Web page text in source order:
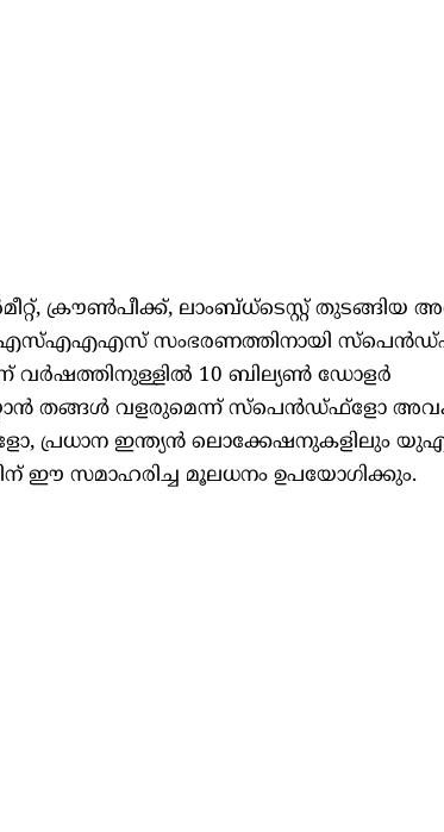
ക്രൗൺപീക്ക്, ലാംബ്ധ്ടെസ്റ്റ് തുടങ്ങിയ
എസ്എഎഎസ് സംഭരണത്തിനായി
വർഷത്തിനുള്ളിൽ 10 ബില്യൺ ഡോളർ
തങ്ങൾ വളരുമെന്ന് സ്പെൻഡ്‌ഫ്‌ളോ
പ്രധാന ഇന്ത്യൻ ലൊക്കേഷനുകളിലും
ഈ സമാഹരിച്ച മൂലധനം ഉപയോഗിക്കും.